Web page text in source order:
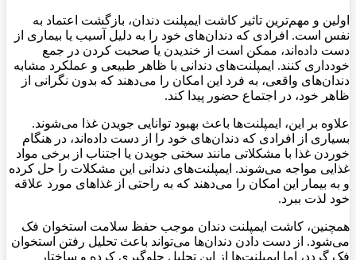
اولین و مهم‌ترین تاثیر کاشت ایمپلنت دندان، بازگشت اعتماد به
نفس است. افرادی که دندان‌های خود را به دلیل آسیب یا بیماری از
دست داده‌اند، ممکن است از خندیدن یا صحبت کردن در جمع
خودداری کنند. ایمپلنت‌های دندانی با ظاهر طبیعی و عملکرد مشابه
دندان‌های واقعی، به فرد این امکان را می‌دهند که بدون نگرانی از
ظاهر خود، در اجتماع حضور پیدا کند.
علاوه بر این، ایمپلنت‌ها باعث بهبود توانایی جویدن غذا می‌شوند.
بسیاری از افرادی که دندان‌های خود را از دست داده‌اند، در هنگام
خوردن غذا با مشکلاتی مانند سختی جویدن یا اجتناب از برخی مواد
غذایی مواجه می‌شوند. ایمپلنت‌های دندانی این مشکلات را حل کرده
و به بیمار این امکان را می‌دهند که به راحتی از غذاهای مورد علاقه
خود لذت ببرد.
همچنین، کاشت ایمپلنت دندان موجب حفظ سلامت استخوان فک
می‌شود. از دست دادن دندان‌ها می‌تواند باعث تحلیل رفتن استخوان
فک گردد، اما ایمپلنت‌ها از این تحلیل جلوگیری کرده و ساختار